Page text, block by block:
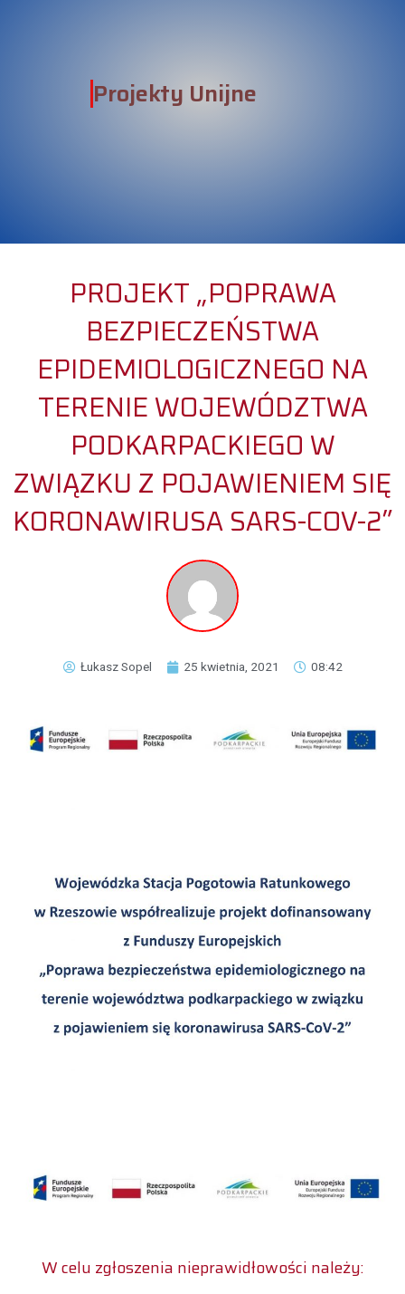
Projekty Unijne
PROJEKT „POPRAWA
BEZPIECZEŃSTWA
EPIDEMIOLOGICZNEGO NA
TERENIE WOJEWÓDZTWA
PODKARPACKIEGO W
ZWIĄZKU Z POJAWIENIEM SIĘ
KORONAWIRUSA SARS-COV-2”
Łukasz Sopel 25 kwietnia, 2021 08:42
W celu zgłoszenia nieprawidłowości należy: